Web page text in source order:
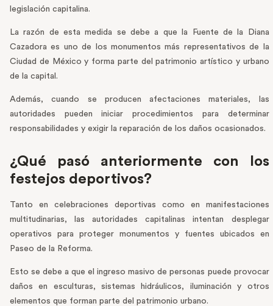
legislación capitalina.
La razón de esta medida se debe a que la Fuente de la Diana
Cazadora es uno de los monumentos más representativos de la
Ciudad de México y forma parte del patrimonio artístico y urbano
de la capital.
Además, cuando se producen afectaciones materiales, las
autoridades pueden iniciar procedimientos para determinar
responsabilidades y exigir la reparación de los daños ocasionados.
¿Qué pasó anteriormente con los
festejos deportivos?
Tanto en celebraciones deportivas como en manifestaciones
multitudinarias, las autoridades capitalinas intentan desplegar
operativos para proteger monumentos y fuentes ubicados en
Paseo de la Reforma.
Esto se debe a que el ingreso masivo de personas puede provocar
daños en esculturas, sistemas hidráulicos, iluminación y otros
elementos que forman parte del patrimonio urbano.